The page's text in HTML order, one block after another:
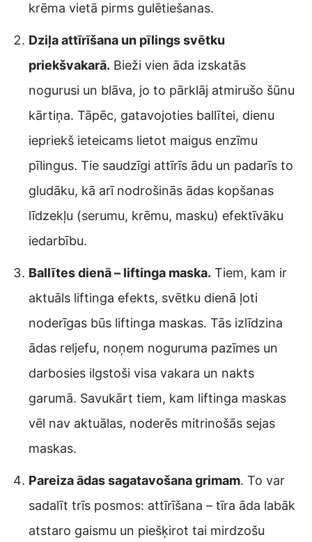
krēma vietā pirms gulētiešanas.
Dziļa attīrīšana un pīlings svētku
priekšvakarā. Bieži vien āda izskatās
nogurusi un blāva, jo to pārklāj atmirušo šūnu
kārtiņa. Tāpēc, gatavojoties ballītei, dienu
iepriekš ieteicams lietot maigus enzīmu
pīlingus. Tie saudzīgi attīrīs ādu un padarīs to
gludāku, kā arī nodrošinās ādas kopšanas
līdzekļu (serumu, krēmu, masku) efektīvāku
iedarbību.
Ballītes dienā – liftinga maska. Tiem, kam ir
aktuāls liftinga efekts, svētku dienā ļoti
noderīgas būs liftinga maskas. Tās izlīdzina
ādas reljefu, noņem noguruma pazīmes un
darbosies ilgstoši visa vakara un nakts
garumā. Savukārt tiem, kam liftinga maskas
vēl nav aktuālas, noderēs mitrinošās sejas
maskas.
Pareiza ādas sagatavošana grimam. To var
sadalīt trīs posmos: attīrīšana – tīra āda labāk
atstaro gaismu un piešķirot tai mirdzošu